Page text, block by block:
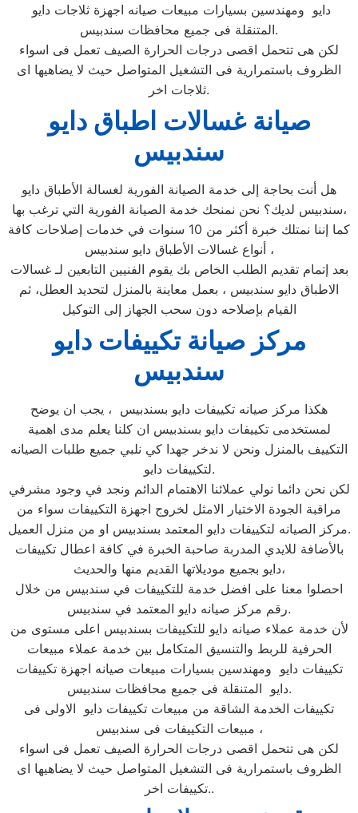
دايو ومهندسين بسيارات مبيعات صيانه اجهزة ثلاجات دايو
المتنقلة فى جميع محافظات سندبيس.
لكن هى تتحمل اقصى درجات الحرارة الصيف تعمل فى اسواء
الظروف باستمرارية فى التشغيل المتواصل حيث لا يضاهيها اى
ثلاجات اخر.
صيانة غسالات اطباق دايو
سندبيس
هل أنت بحاجة إلى خدمة الصيانة الفورية لغسالة الأطباق دايو
سندبيس لديك؟ نحن نمنحك خدمة الصيانة الفورية التي ترغب بها،
كما إننا نمتلك خبرة أكثر من 10 سنوات في خدمات إصلاحات كافة
أنواع غسالات الأطباق دايو سندبيس ،
بعد إتمام تقديم الطلب الخاص بك يقوم الفنيين التابعين لـ غسالات
الاطباق دايو سندبيس ، بعمل معاينة بالمنزل لتحديد العطل، ثم
القيام بإصلاحه دون سحب الجهاز إلى التوكيل
مركز صيانة تكييفات دايو
سندبيس
هكذا مركز صيانه تكييفات دايو بسندبيس ، يجب ان يوضح
لمستخدمى تكييفات دايو بسندبيس ان كلنا يعلم مدى اهمية
التكييف بالمنزل ونحن لا ندخر جهدا كي نلبي جميع طلبات الصيانه
لتكييفات دايو.
لكن نحن دائما نولي عملائنا الاهتمام الدائم ونجد في وجود مشرفي
مراقبة الجودة الاختيار الامثل لخروج اجهزة التكييفات سواء من
مركز الصيانه لتكييفات دايو المعتمد بسندبيس او من منزل العميل.
بالأضافة للايدي المدربة صاحبة الخبرة في كافة اعطال تكييفات
دايو بجميع موديلاتها القديم منها والحديث،
احصلوا معنا على افضل خدمة للتكييفات في سندبيس من خلال
رقم مركز صيانه دايو المعتمد في سندبيس.
لأن خدمة عملاء صيانه دايو للتكييفات بسندبيس اعلى مستوى من
الحرفية للربط والتنسيق المتكامل بين خدمة عملاء مبيعات
تكييفات دايو ومهندسين بسيارات مبيعات صيانه اجهزة تكييفات
دايو المتنقلة فى جميع محافظات سندبيس.
تكييفات الخدمة الشاقة من مبيعات تكييفات دايو الاولى فى
مبيعات التكييفات فى سندبيس ،
لكن هى تتحمل اقصى درجات الحرارة الصيف تعمل فى اسواء
الظروف باستمرارية فى التشغيل المتواصل حيث لا يضاهيها اى
تكييفات اخر..